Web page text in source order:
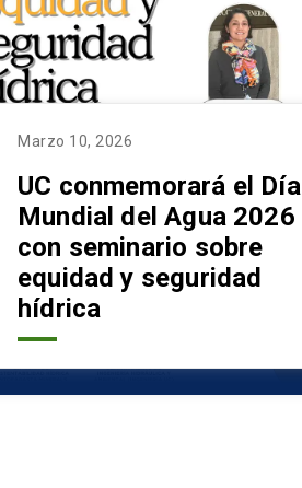
Marzo 10, 2026
UC conmemorará el Día
Mundial del Agua 2026
con seminario sobre
equidad y seguridad
hídrica